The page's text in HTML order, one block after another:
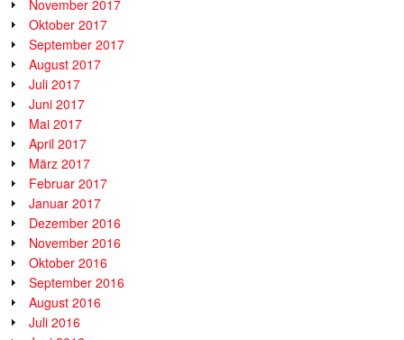
November 2017
Oktober 2017
September 2017
August 2017
Juli 2017
Juni 2017
Mai 2017
April 2017
März 2017
Februar 2017
Januar 2017
Dezember 2016
November 2016
Oktober 2016
September 2016
August 2016
Juli 2016